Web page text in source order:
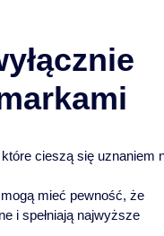
cieszą się uznaniem
mieć pewność, że
i spełniają najwyższe